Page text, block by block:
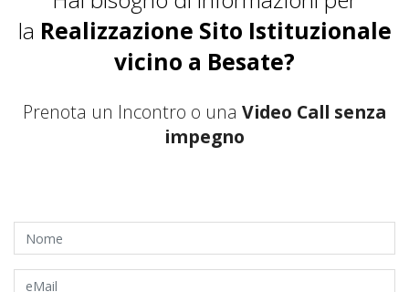
la Realizzazione Sito Istituzionale
vicino a Besate?
Prenota un Incontro o una Video Call senza
impegno